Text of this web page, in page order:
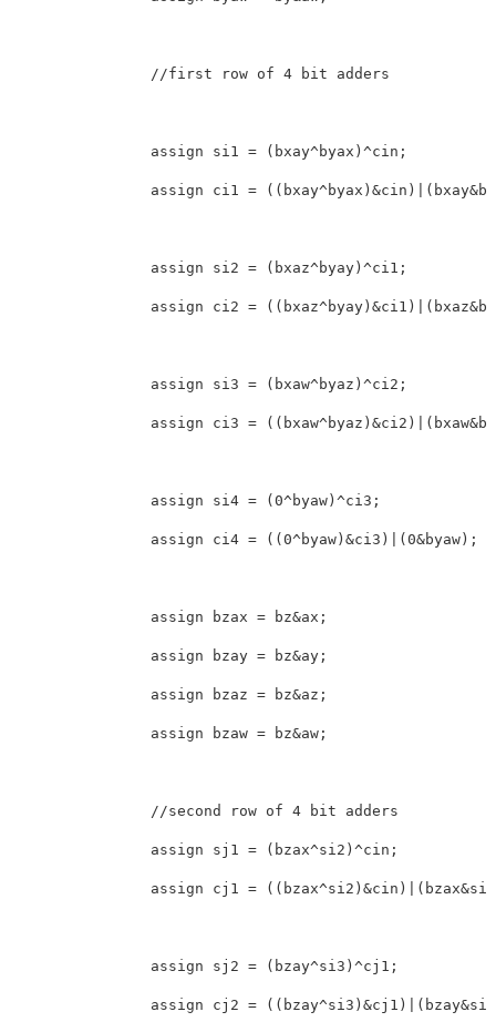
                //first row of 4 bit adders
                assign si1 = (bxay^byax)^cin;
assign ci1 =
                assign si2 = (bxaz^byay)^ci1;
assign ci2 =
                assign si3 = (bxaw^byaz)^ci2;
assign ci3 =
                assign si4 = (0^byaw)^ci3;
                assign ci4 = ((0^byaw)&ci3)|(0&byaw);
                assign bzax = bz&ax;
                assign bzay = bz&ay;
                assign bzaz = bz&az;
                assign bzaw = bz&aw;
                //second row of 4 bit adders
                assign sj1 = (bzax^si2)^cin;
assign cj1 =
                assign sj2 = (bzay^si3)^cj1;
assign cj2 =